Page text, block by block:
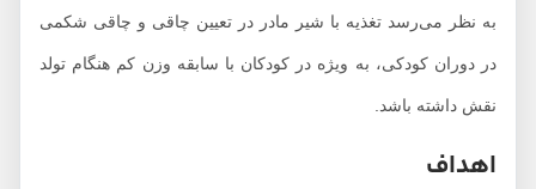
به نظر می‌رسد تغذیه با شیر مادر در تعیین چاقی و چاقی شکمی
در دوران کودکی، به ویژه در کودکان با سابقه وزن کم هنگام تولد
نقش داشته باشد.
اهداف